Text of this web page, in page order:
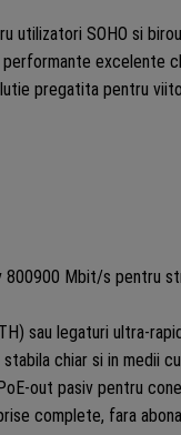
SOHO si
excelente
pregatita pentru
Mbit/s pentru
sau legaturi ultra-
chiar si in medii
out pasiv pentru
complete, fara